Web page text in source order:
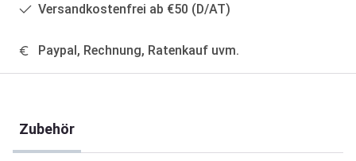
Versandkostenfrei ab €50 (D/AT)
Paypal, Rechnung, Ratenkauf uvm.
Zubehör